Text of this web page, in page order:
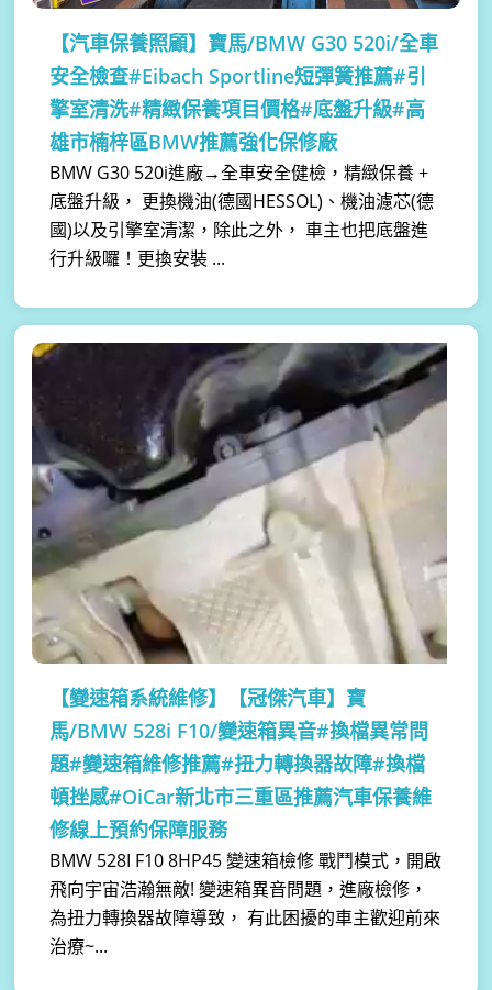
【汽車保養照顧】 寶馬/BMW G30 520i/全車
安全檢查#Eibach Sportline短彈簧推薦#引
擎室清洗#精緻保養項目價格#底盤升級#高
雄市楠梓區BMW推薦強化保修廠
BMW G30 520i進廠→全車安全健檢，精緻保養 +
底盤升級， 更換機油(德國HESSOL)、機油濾芯(德
國)以及引擎室清潔，除此之外， 車主也把底盤進
行升級囉！更換安裝 ...
【變速箱系統維修】
【冠傑汽車】寶
馬/BMW 528i F10/變速箱異音#換檔異常問
題#變速箱維修推薦#扭力轉換器故障#換檔
頓挫感#OiCar新北市三重區推薦汽車保養維
修線上預約保障服務
BMW 528I F10 8HP45 變速箱檢修 戰鬥模式，開啟
飛向宇宙浩瀚無敵! 變速箱異音問題，進廠檢修，
為扭力轉換器故障導致， 有此困擾的車主歡迎前來
治療~...